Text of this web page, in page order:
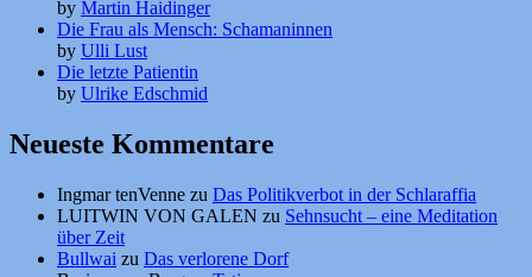
by Martin Haidinger
Die Frau als Mensch: Schamaninnen
by Ulli Lust
Die letzte Patientin
by Ulrike Edschmid
Neueste Kommentare
Ingmar tenVenne zu Das Politikverbot in der Schlaraffia
LUITWIN VON GALEN zu Sehnsucht – eine Meditation
über Zeit
Bullwai zu Das verlorene Dorf